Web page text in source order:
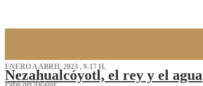
ENERO A ABRIL 2023 , 9-17 H.
Nezahualcóyotl, el rey y el agua